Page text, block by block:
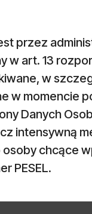
przez
w art. 13
w
w momencie
Danych
intensywną
chcące
PESEL.